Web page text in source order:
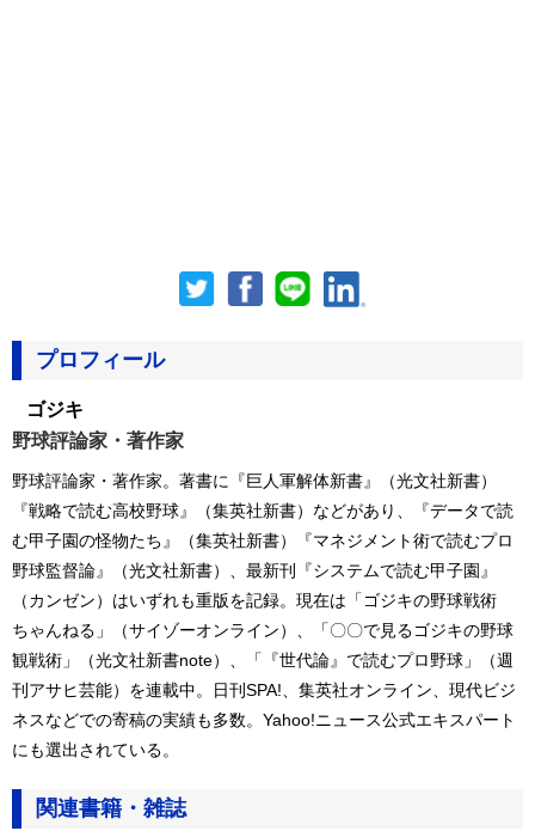
プロフィール
ゴジキ
野球評論家・著作家
野球評論家・著作家。著書に『巨人軍解体新書』（光文社新書）
『戦略で読む高校野球』（集英社新書）などがあり、『データで読
む甲子園の怪物たち』（集英社新書）『マネジメント術で読むプロ
野球監督論』（光文社新書）、最新刊『システムで読む甲子園』
（カンゼン）はいずれも重版を記録。現在は「ゴジキの野球戦術
ちゃんねる」（サイゾーオンライン）、「〇〇で見るゴジキの野球
観戦術」（光文社新書note）、「『世代論』で読むプロ野球」（週
刊アサヒ芸能）を連載中。日刊SPA!、集英社オンライン、現代ビジ
ネスなどでの寄稿の実績も多数。Yahoo!ニュース公式エキスパート
にも選出されている。
関連書籍・雑誌